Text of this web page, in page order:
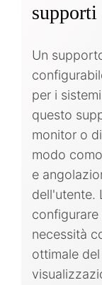
Un
per i
questo
monitor o
modo
e
dell'utente.
necessità
ottimale